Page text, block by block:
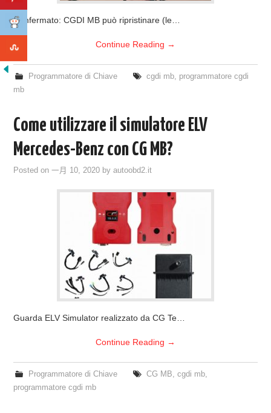
Confermato: CGDI MB può ripristinare (le…
Continue Reading →
Programmatore di Chiave cgdi mb, programmatore cgdi
mb
Come utilizzare il simulatore ELV
Mercedes-Benz con CG MB?
Posted on一月 10, 2020 byautoobd2.it
Guarda ELV Simulator realizzato da CG Te…
Continue Reading →
Programmatore di Chiave CG MB, cgdi mb,
programmatore cgdi mb